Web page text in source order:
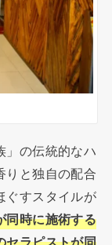
」の伝統的なハ
りと独自の配合
ぐすスタイルが
同時に施術する
セラピストが同